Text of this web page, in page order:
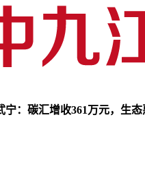
：碳汇增收361万元，生